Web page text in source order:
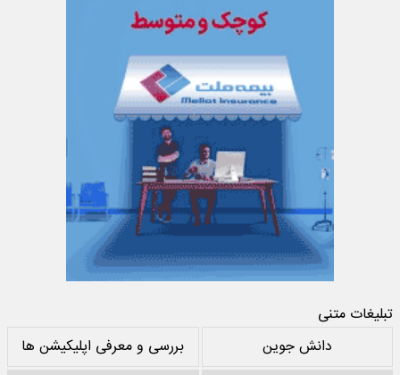
تبلیغات متنی
دانش جوین
بررسی و معرفی اپلیکیشن ها